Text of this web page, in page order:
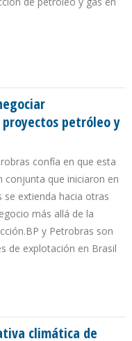
petróleo y
confía en que esta
conjunta que iniciaron en
se extienda hacia otras
más allá de la
y Petrobras son
de explotación en Brasil
climática de